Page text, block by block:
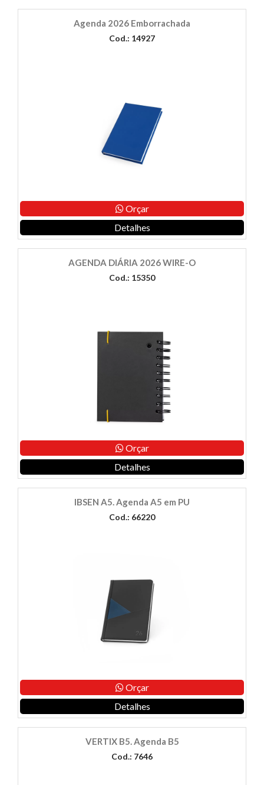
Agenda 2026 Emborrachada
Cod.: 14927
Orçar
Detalhes
AGENDA DIÁRIA 2026 WIRE-O
Cod.: 15350
Orçar
Detalhes
IBSEN A5. Agenda A5 em PU
Cod.: 66220
Orçar
Detalhes
VERTIX B5. Agenda B5
Cod.: 7646